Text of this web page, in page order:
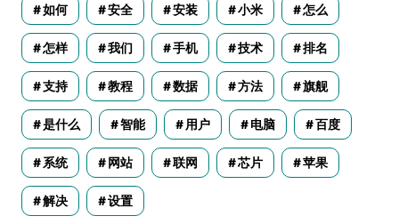
如何 安全 安装 小米 怎么
怎样 我们 手机 技术 排名
支持 教程 数据 方法 旗舰
是什么 智能 用户 电脑 百度
系统 网站 联网 芯片 苹果
解决 设置